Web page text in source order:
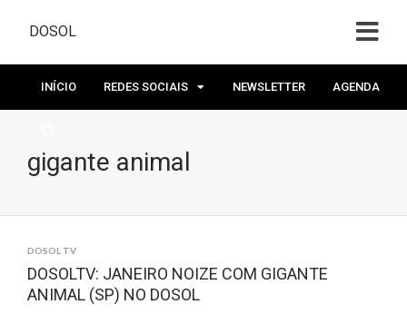
DOSOL
INÍCIO REDES SOCIAIS NEWSLETTER AGENDA
gigante animal
DOSOL TV
DOSOLTV: JANEIRO NOIZE COM GIGANTE
ANIMAL (SP) NO DOSOL